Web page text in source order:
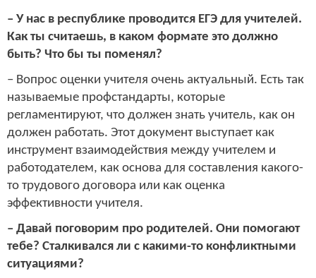
– У нас в республике проводится ЕГЭ для учителей.
Как ты считаешь, в каком формате это должно
быть? Что бы ты поменял?
– Вопрос оценки учителя очень актуальный. Есть так
называемые профстандарты, которые
регламентируют, что должен знать учитель, как он
должен работать. Этот документ выступает как
инструмент взаимодействия между учителем и
работодателем, как основа для составления какого-
то трудового договора или как оценка
эффективности учителя.
– Давай поговорим про родителей. Они помогают
тебе? Сталкивался ли с какими-то конфликтными
ситуациями?